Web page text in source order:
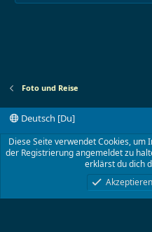
Foto und Reise
Deutsch [Du]
Kontakt
Nutzungsbedingungen
Hilfe und Impressum
Start
R
S
Community platform by XenForo® ©
©2001- 2023 von Lokwolf
Diese Seite verwendet Cookies,
der Registrierung angemeldet zu
erklärst du dich
Akzeptieren